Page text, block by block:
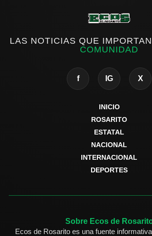
LAS NOTICIAS QUE
COMUNIDAD
f IG X
INICIO
ROSARITO
ESTATAL
NACIONAL
INTERNACIONAL
DEPORTES
Sobre Ecos de
Ecos de Rosarito es una fuente